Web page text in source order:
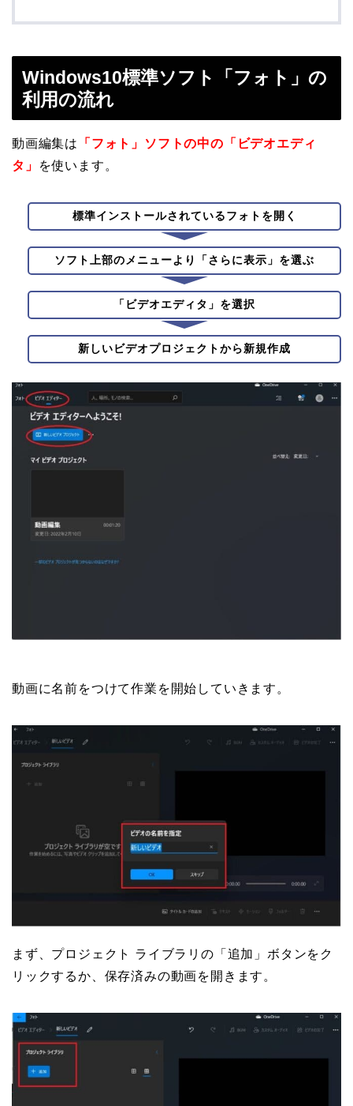
Windows10標準ソフト「フォト」の
利用の流れ
動画編集は
「フォト」ソフトの中の「ビデオエディ
タ」
を使います。
標準インストールされているフォトを開く
ソフト上部のメニューより「さらに表示」を選ぶ
「ビデオエディタ 」を選択
新しいビデオプロジェクトから新規作成
動画に名前をつけて作業を開始していきます。
まず、プロジェクト ライブラリの「追加」ボタンをク
リックするか、保存済みの動画を開きます。